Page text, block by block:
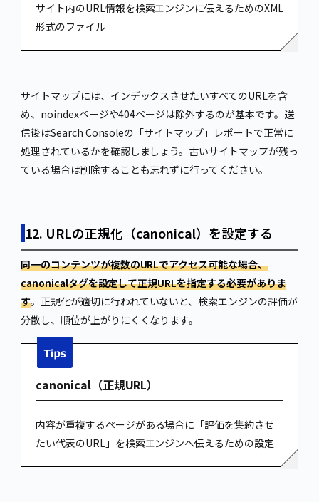
サイト内のURL情報を検索エンジンに伝えるためのXML
形式のファイル
サイトマップには、インデックスさせたいすべてのURLを含
め、noindexページや404ページは除外するのが基本です。送
信後はSearch Consoleの「サイトマップ」レポートで正常に
処理されているかを確認しましょう。古いサイトマップが残っ
ている場合は削除することも忘れずに行ってください。
12. URLの正規化（canonical）を設定する
同一のコンテンツが複数のURLでアクセス可能な場合、
canonicalタグを設定して正規URLを指定する必要がありま
す。正規化が適切に行われていないと、検索エンジンの評価が
分散し、順位が上がりにくくなります。
canonical（正規URL）
内容が重複するページがある場合に「評価を集約させ
たい代表のURL」を検索エンジンへ伝えるための設定